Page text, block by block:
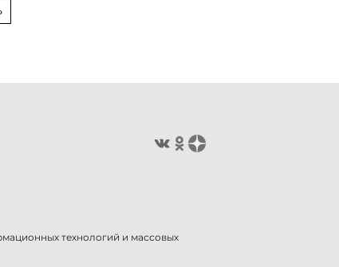
технологий и массовых